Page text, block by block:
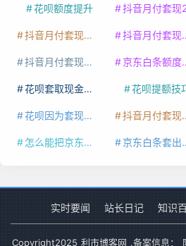
花呗额度提升 抖音月付套现24小时接
抖音月付套现多少手续费 抖音月付套现商家有哪些
抖音月付套现最新方法 京东白条额度提升
花呗套取现金最佳方法 花呗提额技
花呗因为套现被限额了这种情况要多久才会好 抖音月付套现秒回100起
怎么能把京东白条额度钱套出来 京东白条套出来手续费多少
实时要闻 站长日记 知识
Copyright2025 利市博客网 .备案信息：